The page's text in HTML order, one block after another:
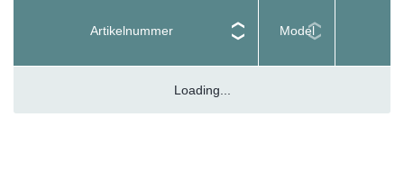
Artikelnummer Model
Loading...